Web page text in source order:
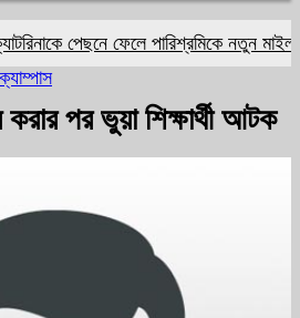
পেছনে ফেলে পারিশ্রমিকে নতুন
ক্যাম্পাস
পর ভুয়া শিক্ষার্থী আটক